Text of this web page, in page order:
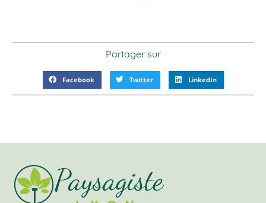
Partager sur
Facebook Twitter LinkedIn